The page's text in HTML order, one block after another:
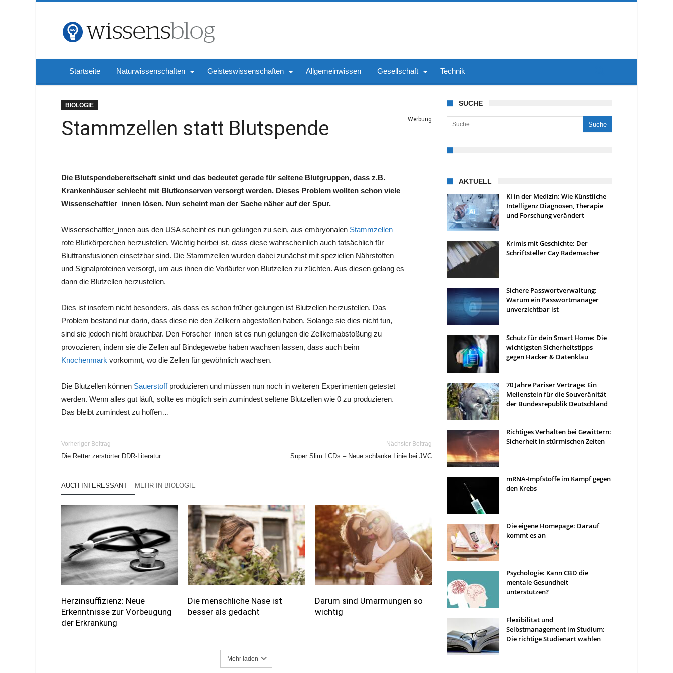
Startseite Naturwissenschaften Geisteswissenschaften Allgemeinwissen Gesellschaft Technik
BIOLOGIE
Stammzellen statt Blutspende Werbung
Die Blutspendebereitschaft sinkt und das bedeutet gerade für seltene Blutgruppen, dass z.B.
Krankenhäuser schlecht mit Blutkonserven versorgt werden. Dieses Problem wollten schon viele
Wissenschaftler_innen lösen. Nun scheint man der Sache näher auf der Spur.
Wissenschaftler_innen aus den USA scheint es nun gelungen zu sein, aus embryonalen Stammzellen
rote Blutkörperchen herzustellen. Wichtig heirbei ist, dass diese wahrscheinlich auch tatsächlich für
Bluttransfusionen einsetzbar sind. Die Stammzellen wurden dabei zunächst mit speziellen Nährstoffen
und Signalproteinen versorgt, um aus ihnen die Vorläufer von Blutzellen zu züchten. Aus diesen gelang es
dann die Blutzellen herzustellen.
Dies ist insofern nicht besonders, als dass es schon früher gelungen ist Blutzellen herzustellen. Das
Problem bestand nur darin, dass diese nie den Zellkern abgestoßen haben. Solange sie dies nicht tun,
sind sie jedoch nicht brauchbar. Den Forscher_innen ist es nun gelungen die Zellkernabstoßung zu
provozieren, indem sie die Zellen auf Bindegewebe haben wachsen lassen, dass auch beim
Knochenmark vorkommt, wo die Zellen für gewöhnlich wachsen.
Die Blutzellen können Sauerstoffproduzieren und müssen nun noch in weiteren Experimenten getestet
werden. Wenn alles gut läuft, sollte es möglich sein zumindest seltene Blutzellen wie 0 zu produzieren.
Das bleibt zumindest zu hoffen…
Vorheriger Beitrag
Die Retter zerstörter DDR-Literatur
Nächster Beitrag
Super Slim LCDs – Neue schlanke Linie bei JVC
AUCH INTERESSANT MEHR IN BIOLOGIE
Herzinsuffizienz: Neue
Erkenntnisse zur Vorbeugung
der Erkrankung
Die menschliche Nase ist
besser als gedacht
Darum sind Umarmungen so
wichtig
Mehr laden
SUCHE
Suche nach:
AKTUELL
KI in der Medizin: Wie Künstliche
Intelligenz Diagnosen, Therapie
und Forschung verändert
Krimis mit Geschichte: Der
Schriftsteller Cay Rademacher
Sichere Passwortverwaltung:
Warum ein Passwortmanager
unverzichtbar ist
Schutz für dein Smart Home: Die
wichtigsten Sicherheitstipps
gegen Hacker & Datenklau
70 Jahre Pariser Verträge: Ein
Meilenstein für die Souveränität
der Bundesrepublik Deutschland
Richtiges Verhalten bei Gewittern:
Sicherheit in stürmischen Zeiten
mRNA-Impfstoffe im Kampf gegen
den Krebs
Die eigene Homepage: Darauf
kommt es an
Psychologie: Kann CBD die
mentale Gesundheit
unterstützen?
Flexibilität und
Selbstmanagement im Studium:
Die richtige Studienart wählen